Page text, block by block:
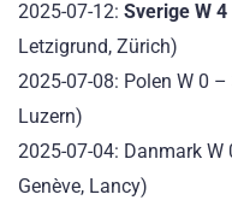
2025-07-12: Sverige W 4
Letzigrund, Zürich)
2025-07-08: Polen W 0 –
Luzern)
2025-07-04: Danmark W
Genève, Lancy)